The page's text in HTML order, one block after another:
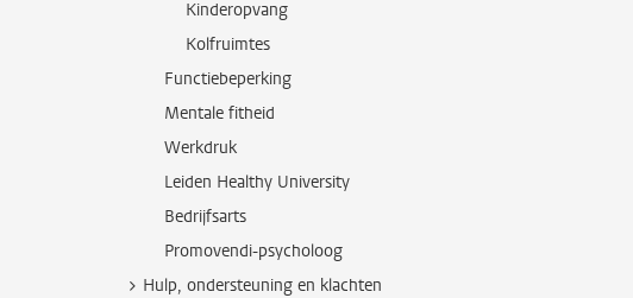
Kinderopvang
Kolfruimtes
Functiebeperking
Mentale fitheid
Werkdruk
Leiden Healthy University
Bedrijfsarts
Promovendi-psycholoog
Hulp, ondersteuning en klachten